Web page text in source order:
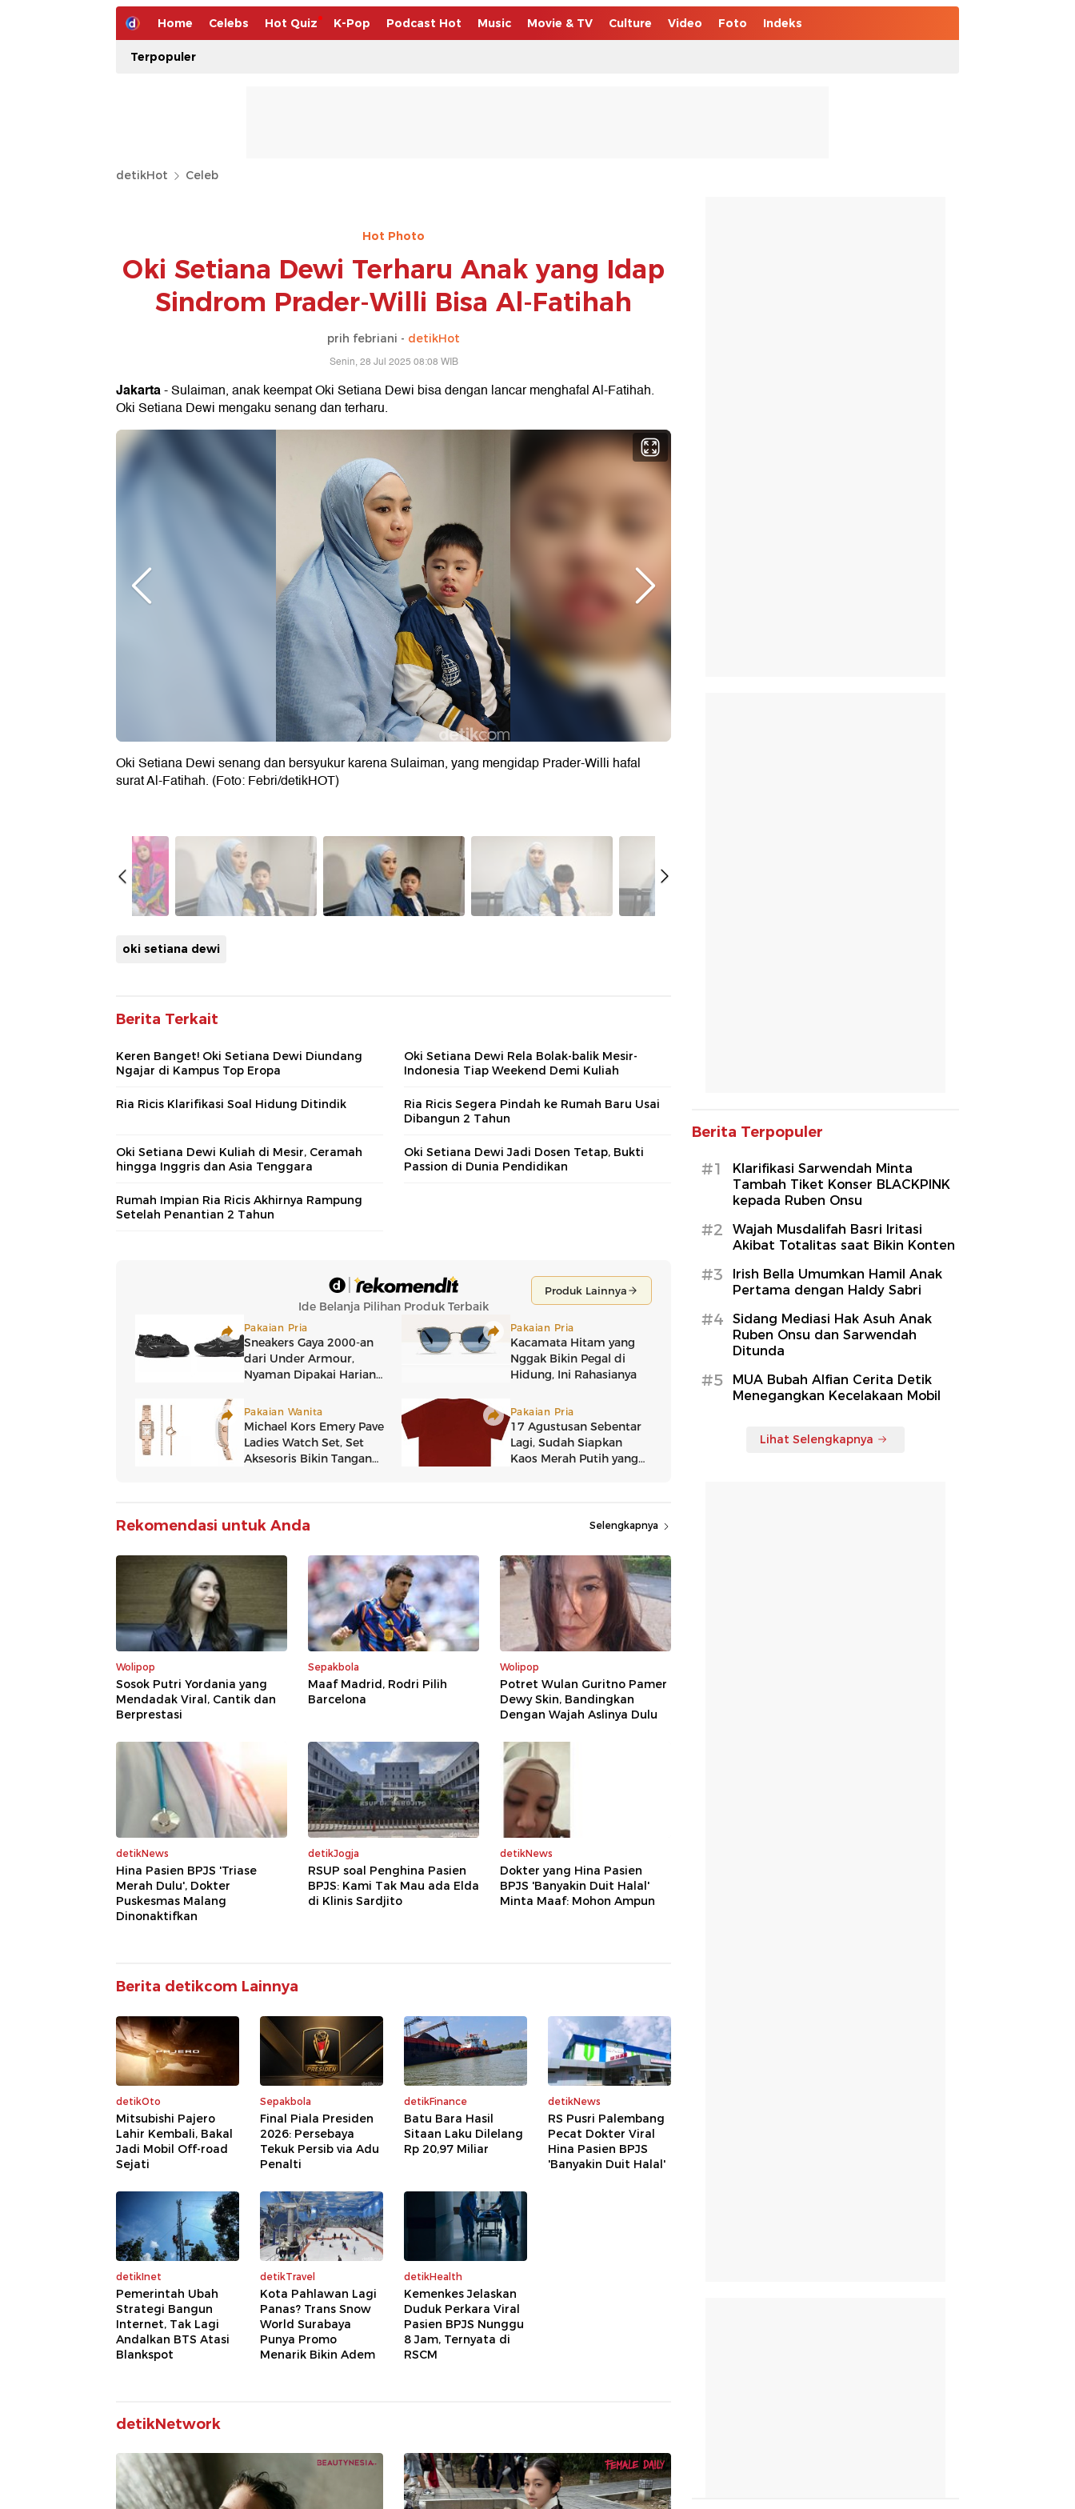
Home Celebs Hot Quiz K-Pop Podcast Hot Music Movie & TV Culture Video Foto Indeks
Terpopuler
detikHot Celeb
Hot Photo
Oki Setiana Dewi Terharu Anak yang Idap
Sindrom Prader-Willi Bisa Al-Fatihah
prih febriani - detikHot
Senin, 28 Jul 2025 08:08 WIB
Jakarta- Sulaiman, anak keempat Oki Setiana Dewi bisa dengan lancar menghafal Al-Fatihah.
Oki Setiana Dewi mengaku senang dan terharu.
Oki Setiana Dewi senang dan bersyukur karena Sulaiman, yang mengidap Prader-Willi hafal
surat Al-Fatihah. (Foto: Febri/detikHOT)
oki setiana dewi
Berita Terkait
Keren Banget! Oki Setiana Dewi Diundang
Ngajar di Kampus Top Eropa
Oki Setiana Dewi Rela Bolak-balik Mesir-
Indonesia Tiap Weekend Demi Kuliah
Ria Ricis Klarifikasi Soal Hidung Ditindik
Ria Ricis Segera Pindah ke Rumah Baru Usai
Dibangun 2 Tahun
Oki Setiana Dewi Kuliah di Mesir, Ceramah
hingga Inggris dan Asia Tenggara
Oki Setiana Dewi Jadi Dosen Tetap, Bukti
Passion di Dunia Pendidikan
Rumah Impian Ria Ricis Akhirnya Rampung
Setelah Penantian 2 Tahun
Rekomendasi untuk Anda Selengkapnya
Wolipop
Sosok Putri Yordania yang
Mendadak Viral, Cantik dan
Berprestasi
Sepakbola
Maaf Madrid, Rodri Pilih
Barcelona
Wolipop
Potret Wulan Guritno Pamer
Dewy Skin, Bandingkan
Dengan Wajah Aslinya Dulu
detikNews
Hina Pasien BPJS 'Triase
Merah Dulu', Dokter
Puskesmas Malang
Dinonaktifkan
detikJogja
RSUP soal Penghina Pasien
BPJS: Kami Tak Mau ada Elda
di Klinis Sardjito
detikNews
Dokter yang Hina Pasien
BPJS 'Banyakin Duit Halal'
Minta Maaf: Mohon Ampun
Berita detikcom Lainnya
detikOto
Mitsubishi Pajero
Lahir Kembali, Bakal
Jadi Mobil Off-road
Sejati
Sepakbola
Final Piala Presiden
2026: Persebaya
Tekuk Persib via Adu
Penalti
detikFinance
Batu Bara Hasil
Sitaan Laku Dilelang
Rp 20,97 Miliar
detikNews
RS Pusri Palembang
Pecat Dokter Viral
Hina Pasien BPJS
'Banyakin Duit Halal'
detikInet
Pemerintah Ubah
Strategi Bangun
Internet, Tak Lagi
Andalkan BTS Atasi
Blankspot
detikTravel
Kota Pahlawan Lagi
Panas? Trans Snow
World Surabaya
Punya Promo
Menarik Bikin Adem
detikHealth
Kemenkes Jelaskan
Duduk Perkara Viral
Pasien BPJS Nunggu
8 Jam, Ternyata di
RSCM
detikNetwork
Berita Terpopuler
#1
Klarifikasi Sarwendah Minta
Tambah Tiket Konser BLACKPINK
kepada Ruben Onsu
#2
Wajah Musdalifah Basri Iritasi
Akibat Totalitas saat Bikin Konten
#3
Irish Bella Umumkan Hamil Anak
Pertama dengan Haldy Sabri
#4
Sidang Mediasi Hak Asuh Anak
Ruben Onsu dan Sarwendah
Ditunda
#5
MUA Bubah Alfian Cerita Detik
Menegangkan Kecelakaan Mobil
Lihat Selengkapnya